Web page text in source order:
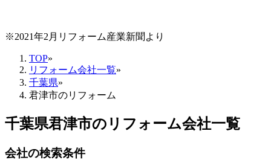
※2021年2月リフォーム産業新聞より
TOP»
リフォーム会社一覧»
千葉県»
君津市のリフォーム
千葉県君津市のリフォーム会社一覧
会社の検索条件